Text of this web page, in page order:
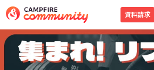
資料請求